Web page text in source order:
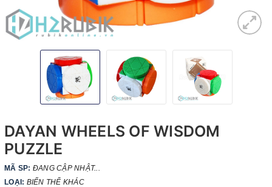
DAYAN WHEELS OF WISDOM
PUZZLE
MÃ SP: ĐANG CẬP NHẬT...
LOẠI: BIẾN THỂ KHÁC